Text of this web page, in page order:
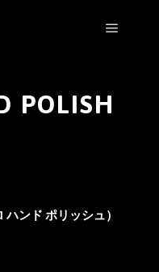
POLISH
ンド ポリッシュ）